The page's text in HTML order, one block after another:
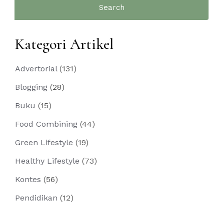
Kategori Artikel
Advertorial(131)
Blogging (28)
Buku (15)
Food Combining (44)
Green Lifestyle (19)
Healthy Lifestyle (73)
Kontes (56)
Pendidikan (12)